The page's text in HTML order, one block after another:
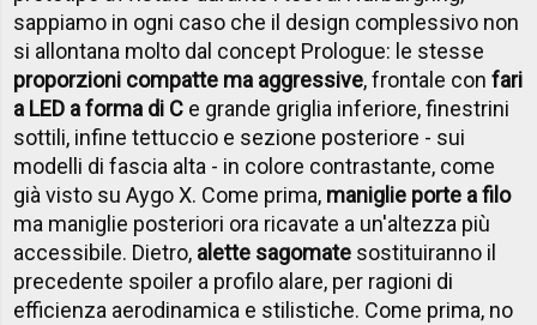
sappiamo in ogni caso che il design complessivo non
si allontana molto dal concept Prologue: le stesse
proporzioni compatte ma aggressive, frontale confari
a LED a forma di C e grande griglia inferiore, finestrini
sottili, infine tettuccio e sezione posteriore - sui
modelli di fascia alta - in colore contrastante, come
già visto su Aygo X. Come prima, maniglie porte a filo
ma maniglie posteriori ora ricavate a un'altezza più
accessibile. Dietro, alette sagomate sostituiranno il
precedente spoiler a profilo alare, per ragioni di
efficienza aerodinamica e stilistiche. Come prima, no